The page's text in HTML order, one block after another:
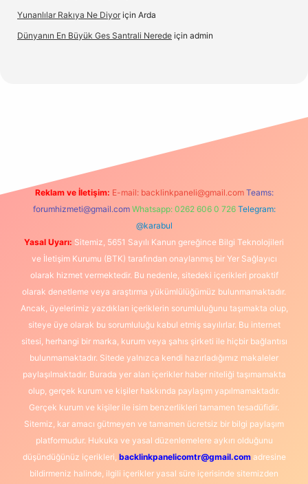
Yunanlılar Rakıya Ne Diyor için Arda
Dünyanın En Büyük Ges Santrali Nerede için admin
Reklam ve İletişim: E-mail: backlinkpaneli@gmail.com Teams:
forumhizmeti@gmail.com Whatsapp: 0262 606 0 726 Telegram:
@karabul
Yasal Uyarı: Sitemiz, 5651 Sayılı Kanun gereğince Bilgi Teknolojileri
ve İletişim Kurumu (BTK) tarafından onaylanmış bir Yer Sağlayıcı
olarak hizmet vermektedir. Bu nedenle, sitedeki içerikleri proaktif
olarak denetleme veya araştırma yükümlülüğümüz bulunmamaktadır.
Ancak, üyelerimiz yazdıkları içeriklerin sorumluluğunu taşımakta olup,
siteye üye olarak bu sorumluluğu kabul etmiş sayılırlar. Bu internet
sitesi, herhangi bir marka, kurum veya şahıs şirketi ile hiçbir bağlantısı
bulunmamaktadır. Sitede yalnızca kendi hazırladığımız makaleler
paylaşılmaktadır. Burada yer alan içerikler haber niteliği taşımamakta
olup, gerçek kurum ve kişiler hakkında paylaşım yapılmamaktadır.
Gerçek kurum ve kişiler ile isim benzerlikleri tamamen tesadüfidir.
Sitemiz, kar amacı gütmeyen ve tamamen ücretsiz bir bilgi paylaşım
platformudur. Hukuka ve yasal düzenlemelere aykırı olduğunu
düşündüğünüz içerikleri, backlinkpanelicomtr@gmail.comadresine
bildirmeniz halinde, ilgili içerikler yasal süre içerisinde sitemizden